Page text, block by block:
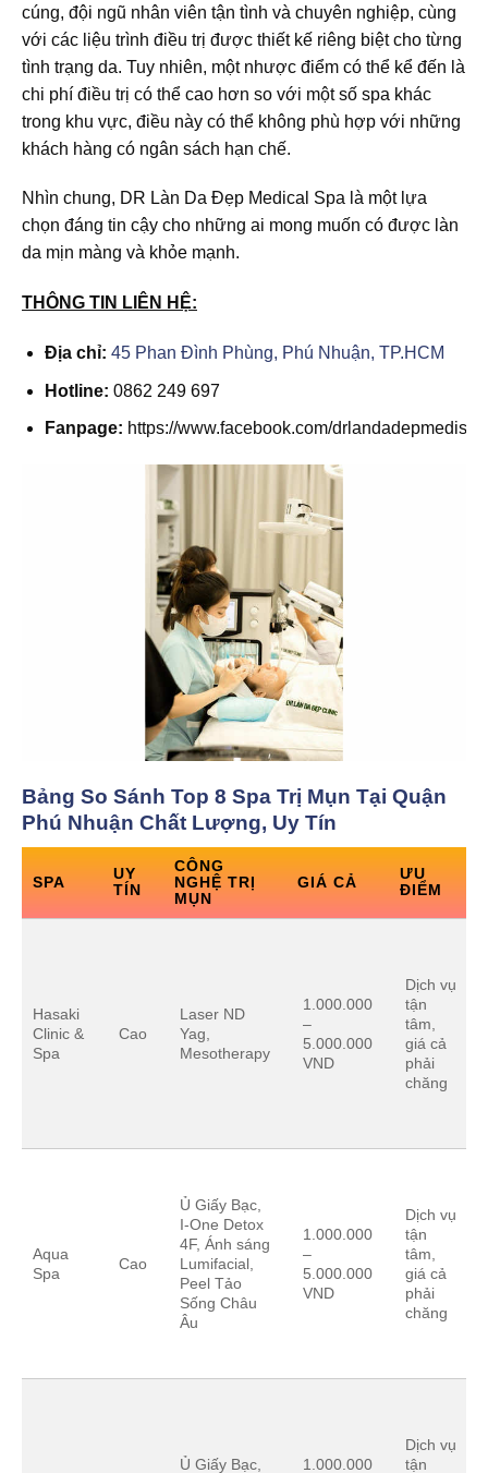
cúng, đội ngũ nhân viên tận tình và chuyên nghiệp, cùng
với các liệu trình điều trị được thiết kế riêng biệt cho từng
tình trạng da. Tuy nhiên, một nhược điểm có thể kể đến là
chi phí điều trị có thể cao hơn so với một số spa khác
trong khu vực, điều này có thể không phù hợp với những
khách hàng có ngân sách hạn chế.
Nhìn chung, DR Làn Da Đẹp Medical Spa là một lựa
chọn đáng tin cậy cho những ai mong muốn có được làn
da mịn màng và khỏe mạnh.
THÔNG TIN LIÊN HỆ:
Địa chỉ: 45 Phan Đình Phùng, Phú Nhuận, TP.HCM
Hotline: 0862 249 697
Fanpage: https://www.facebook.com/drlandadepmedispa
Bảng So Sánh Top 8 Spa Trị Mụn Tại Quận
Phú Nhuận Chất Lượng, Uy Tín
SPA
UY
TÍN
CÔNG
NGHỆ TRỊ
MỤN
GIÁ CẢ
ƯU
ĐIỂM
Hasaki
Clinic &
Spa
Cao
Laser ND
Yag,
Mesotherapy
1.000.000
–
5.000.000
VND
Dịch vụ
tận
tâm,
giá cả
phải
chăng
Aqua
Spa
Cao
Ủ Giấy Bạc,
I-One Detox
4F, Ánh sáng
Lumifacial,
Peel Tảo
Sống Châu
Âu
1.000.000
–
5.000.000
VND
Dịch vụ
tận
tâm,
giá cả
phải
chăng
Ủ Giấy Bạc, 1.000.000
Dịch vụ
tận